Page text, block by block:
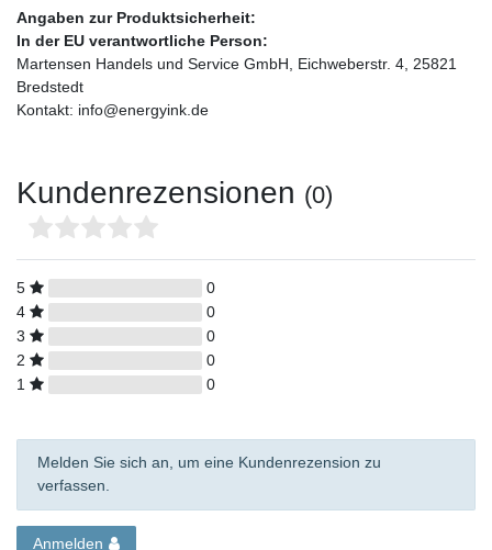
Angaben zur Produktsicherheit:
In der EU verantwortliche Person:
Martensen Handels und Service GmbH, Eichweberstr. 4, 25821
Bredstedt
Kontakt: info@energyink.de
Kundenrezensionen (0)
5
0
4
0
3
0
2
0
1
0
Melden Sie sich an, um eine Kundenrezension zu
verfassen.
Anmelden